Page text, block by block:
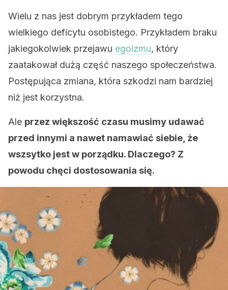
Wielu z nas jest dobrym przykładem tego
wielkiego deficytu osobistego. Przykładem braku
jakiegokolwiek przejawu egoizmu, który
zaatakował dużą część naszego społeczeństwa.
Postępująca zmiana, która szkodzi nam bardziej
niż jest korzystna.
Ale przez większość czasu musimy udawać
przed innymi a nawet namawiać siebie, że
wszsytko jest w porządku. Dlaczego? Z
powodu chęci dostosowania się.